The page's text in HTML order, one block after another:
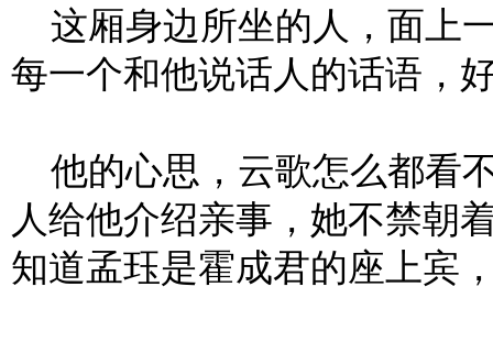
这厢身边所坐的人，面上
每一个和他说话人的话语，
他的心思，云歌怎么都看
人给他介绍亲事，她不禁朝
知道孟珏是霍成君的座上宾